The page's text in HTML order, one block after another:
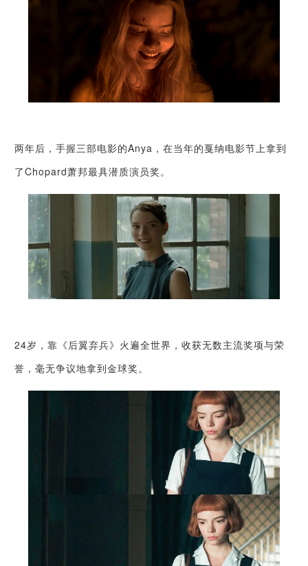
两年后，手握三部电影的Anya，在当年的戛纳电影节上拿到
了Chopard萧邦最具潜质演员奖。
24岁，靠《后翼弃兵》火遍全世界，收获无数主流奖项与荣
誉，毫无争议地拿到金球奖。